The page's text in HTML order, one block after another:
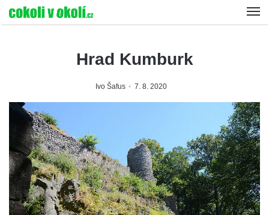
Hrad Kumburk
Ivo Šafus 7. 8. 2020